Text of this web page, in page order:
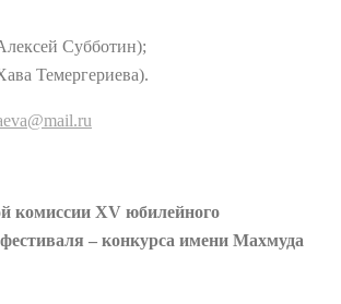
Субботин);
Темергериева).
комиссии XV юбилейного
– конкурса имени Махмуда